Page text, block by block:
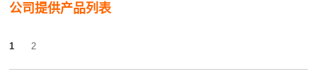
公司提供产品列表
1 2